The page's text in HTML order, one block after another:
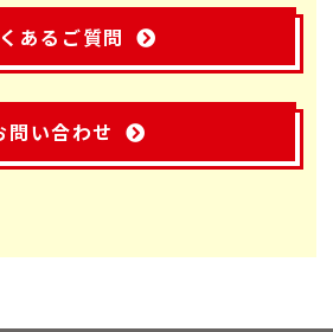
あるご質問
問い合わせ